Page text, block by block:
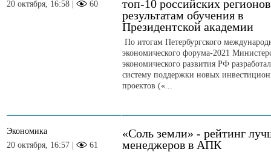
20 октября, 16:58 |
60
топ-10 российских
результатам обучения в
Президентской академии
По итогам Петербургского
экономического форума-2021
экономического развития РФ
систему поддержки новых
проектов («...
Экономика
20 октября, 16:57 |
61
«Соль земли» - рейтинг
менеджеров в АПК